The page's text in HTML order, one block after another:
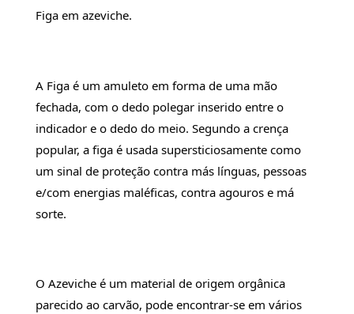
Figa em azeviche.
A Figa é um amuleto em forma de uma mão
fechada, com o dedo polegar inserido entre o
indicador e o dedo do meio. Segundo a crença
popular, a figa é usada supersticiosamente como
um sinal de proteção contra más línguas, pessoas
e/com energias maléficas, contra agouros e má
sorte.
O Azeviche é um material de origem orgânica
parecido ao carvão, pode encontrar-se em vários